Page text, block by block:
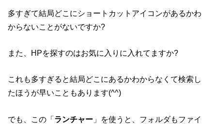
多すぎて結局どこにショートカットアイコンがあるかわ
からないことがないですか?
また、HPを探すのはお気に入りに入れてますか?
これも多すぎると結局どこにあるかわからなくて検索し
たほうが早いこともあります(^^)
でも、この「ランチャー 」を使うと、フォルダもファイ